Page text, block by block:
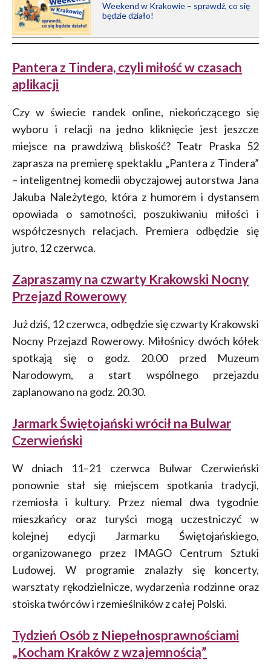
Weekend w Krakowie – sprawdź, co się
będzie działo!
Pantera z Tindera, czyli miłość w czasach
aplikacji
Czy w świecie randek online, niekończącego się
wyboru i relacji na jedno kliknięcie jest jeszcze
miejsce na prawdziwą bliskość? Teatr Praska 52
zaprasza na premierę spektaklu „Pantera z Tindera”
– inteligentnej komedii obyczajowej autorstwa Jana
Jakuba Należytego, która z humorem i dystansem
opowiada o samotności, poszukiwaniu miłości i
współczesnych relacjach. Premiera odbędzie się
jutro, 12 czerwca.
Zapraszamy na czwarty Krakowski Nocny
Przejazd Rowerowy
Już dziś, 12 czerwca, odbędzie się czwarty Krakowski
Nocny Przejazd Rowerowy. Miłośnicy dwóch kółek
spotkają się o godz. 20.00 przed Muzeum
Narodowym, a start wspólnego przejazdu
zaplanowano na godz. 20.30.
Jarmark Świętojański wrócił na Bulwar
Czerwieński
W dniach 11–21 czerwca Bulwar Czerwieński
ponownie stał się miejscem spotkania tradycji,
rzemiosła i kultury. Przez niemal dwa tygodnie
mieszkańcy oraz turyści mogą uczestniczyć w
kolejnej edycji Jarmarku Świętojańskiego,
organizowanego przez IMAGO Centrum Sztuki
Ludowej. W programie znalazły się koncerty,
warsztaty rękodzielnicze, wydarzenia rodzinne oraz
stoiska twórców i rzemieślników z całej Polski.
Tydzień Osób z Niepełnosprawnościami
„Kocham Kraków z wzajemnością”